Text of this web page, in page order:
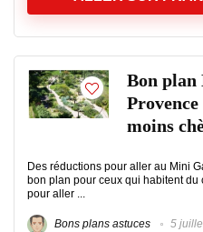
Bon
Provence
moins
Des réductions pour aller au Mini
bon plan pour ceux qui habitent du
pour aller ...
Bons plans astuces 5